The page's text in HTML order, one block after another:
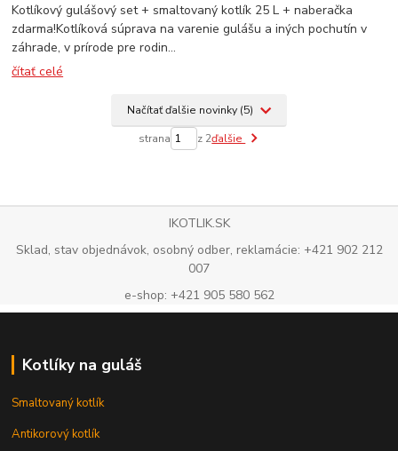
Kotlíkový gulášový set + smaltovaný kotlík 25 L + naberačka
zdarma!Kotlíková súprava na varenie gulášu a iných pochutín v
záhrade, v prírode pre rodin...
čítať celé
Načítať ďalšie novinky (5)
strana z 2ďalšie
IKOTLIK.SK
Sklad, stav objednávok, osobný odber, reklamácie: +421 902 212
007
e-shop: +421 905 580 562
Kotlíky na guláš
Smaltovaný kotlík
Antikorový kotlík